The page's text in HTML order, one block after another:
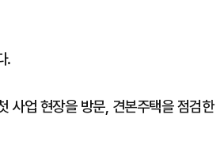
.
사업 현장을 방문, 견본주택을 점검한